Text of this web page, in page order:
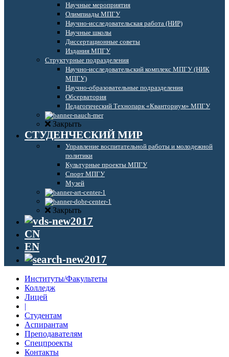
Научные мероприятия
Олимпиады МПГУ
Научно-исследовательская работа (НИР)
Научные школы
Диссертационные советы
Издания МПГУ
Структурные подразделения
Научно-исследовательский комплекс МПГУ (НИК
МПГУ)
Научно-образовательные подразделения
Обсерватория
Педагогический Технопарк «Кванториум» МПГУ
Закрыть
СТУДЕНЧЕСКИЙ МИР
Управление воспитательной работы и молодежной
политики
Культурные проекты МПГУ
Спорт МПГУ
Музей
Закрыть
CN
EN
Институты/Факультеты
Колледж
Лицей
|
Студентам
Аспирантам
Преподавателям
Спецпроекты
Контакты